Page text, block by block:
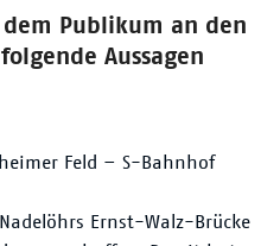
Publikum an den
Aussagen
Feld – S-Bahnhof
Ernst-Walz-Brücke